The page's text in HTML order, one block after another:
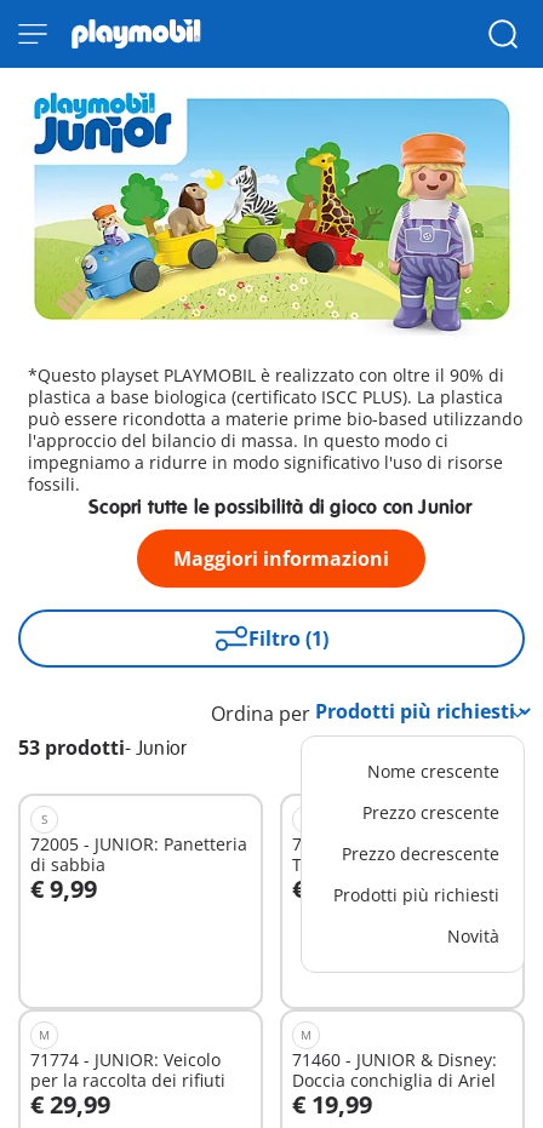
*Questo playset PLAYMOBIL è realizzato con oltre il 90% di
plastica a base biologica (certificato ISCC PLUS). La plastica
può essere ricondotta a materie prime bio-based utilizzando
l'approccio del bilancio di massa. In questo modo ci
impegniamo a ridurre in modo significativo l'uso di risorse
fossili.
Scopri tutte le possibilità di gioco con Junior
Maggiori informazioni
Filtro (1)
53 prodotti- Junior
Ordina per
Nome crescente
Prezzo crescente
Prezzo decrescente
Prodotti più richiesti
Novità
S
72005 - JUNIOR: Panetteria
di sabbia
€ 9,99
Aggiungi al carrello
71776 - JUNIOR AQUA:
Tazze galleggianti
€ 19,99
Aggiungi al carrello
M
71774 - JUNIOR: Veicolo
per la raccolta dei rifiuti
€ 29,99
Aggiungi al carrello
M
71460 - JUNIOR & Disney:
Doccia conchiglia di Ariel
€ 19,99
Aggiungi al carrello